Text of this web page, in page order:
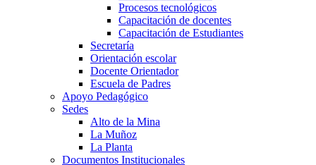
Procesos tecnológicos
Capacitación de docentes
Capacitación de Estudiantes
Secretaría
Orientación escolar
Docente Orientador
Escuela de Padres
Apoyo Pedagógico
Sedes
Alto de la Mina
La Muñoz
La Planta
Documentos Institucionales